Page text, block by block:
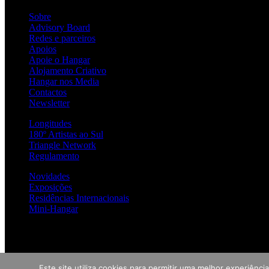
Sobre
Advisory Board
Redes e parceiros
Apoios
Apoie o Hangar
Alojamento Criativo
Hangar nos Media
Contactos
Newsletter
Longitudes
180º Artistas ao Sul
Triangle Network
Regulamento
Novidades
Exposições
Residências Internacionais
Mini-Hangar